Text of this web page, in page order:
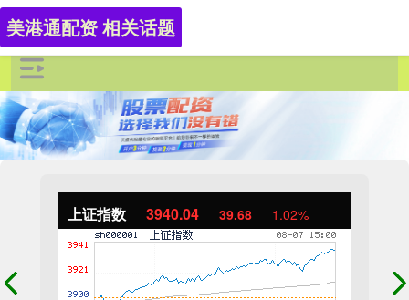
上证指数 3940.04 39.68 1.02%
美港通配资 相关话题